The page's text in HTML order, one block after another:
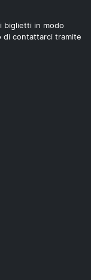
in modo
di contattarci tramite